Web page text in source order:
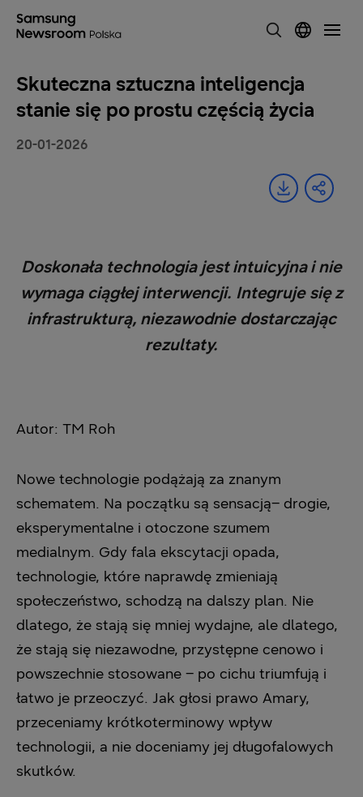
Skuteczna sztuczna inteligencja
stanie się po prostu częścią życia
20-01-2026
Doskonała technologia jest intuicyjna i nie
wymaga ciągłej interwencji. Integruje się z
infrastrukturą, niezawodnie dostarczając
rezultaty.
Autor: TM Roh
Nowe technologie podążają za znanym
schematem. Na początku są sensacją– drogie,
eksperymentalne i otoczone szumem
medialnym. Gdy fala ekscytacji opada,
technologie, które naprawdę zmieniają
społeczeństwo, schodzą na dalszy plan. Nie
dlatego, że stają się mniej wydajne, ale dlatego,
że stają się niezawodne, przystępne cenowo i
powszechnie stosowane – po cichu triumfują i
łatwo je przeoczyć. Jak głosi prawo Amary,
przeceniamy krótkoterminowy wpływ
technologii, a nie doceniamy jej długofalowych
skutków.